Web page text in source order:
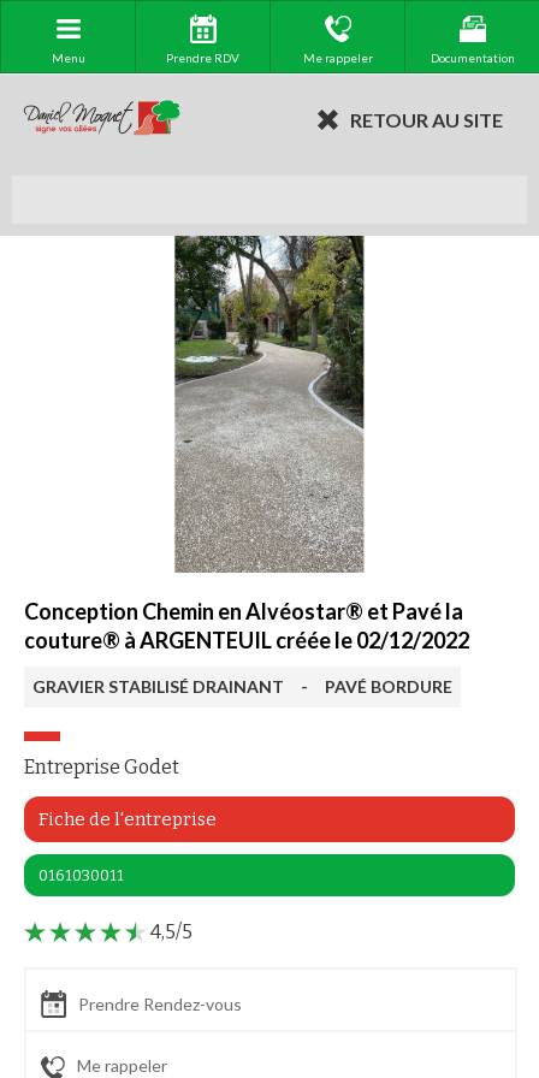
Menu Prendre RDV Me rappeler Documentation
RETOUR AU SITE
Conception Chemin en Alvéostar® et Pavé la
couture® à ARGENTEUIL créée le 02/12/2022
GRAVIER STABILISÉ DRAINANT - PAVÉ BORDURE
Entreprise Godet
Fiche de l'entreprise
0161030011
4,5/5
Prendre Rendez-vous
Me rappeler